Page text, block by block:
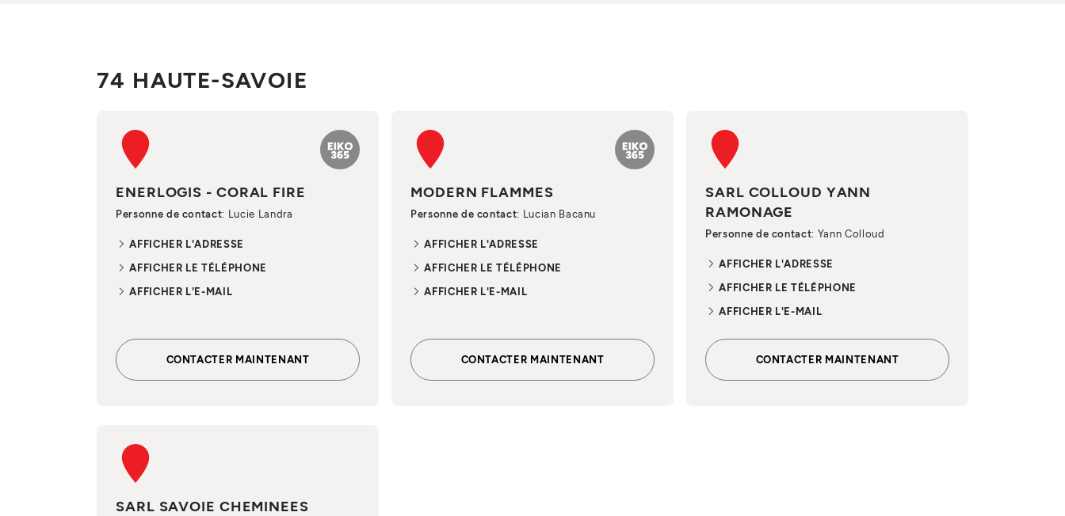
74 HAUTE-SAVOIE
ENERLOGIS - CORAL FIRE
Personne de contact: Lucie Landra
AFFICHER L'ADRESSE
AFFICHER LE TÉLÉPHONE
AFFICHER L'E-MAIL
CONTACTER MAINTENANT
MODERN FLAMMES
Personne de contact: Lucian Bacanu
AFFICHER L'ADRESSE
AFFICHER LE TÉLÉPHONE
AFFICHER L'E-MAIL
CONTACTER MAINTENANT
SARL COLLOUD YANN
RAMONAGE
Personne de contact: Yann Colloud
AFFICHER L'ADRESSE
AFFICHER LE TÉLÉPHONE
AFFICHER L'E-MAIL
CONTACTER MAINTENANT
SARL SAVOIE CHEMINEES